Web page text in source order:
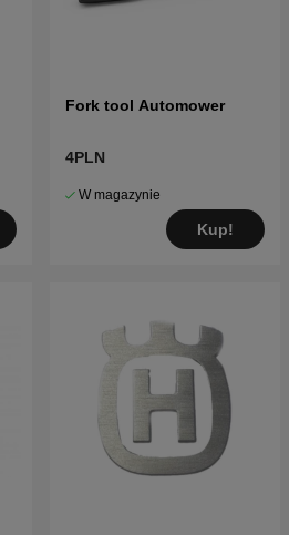
Fork tool Automower
4PLN
W magazynie
Kup!